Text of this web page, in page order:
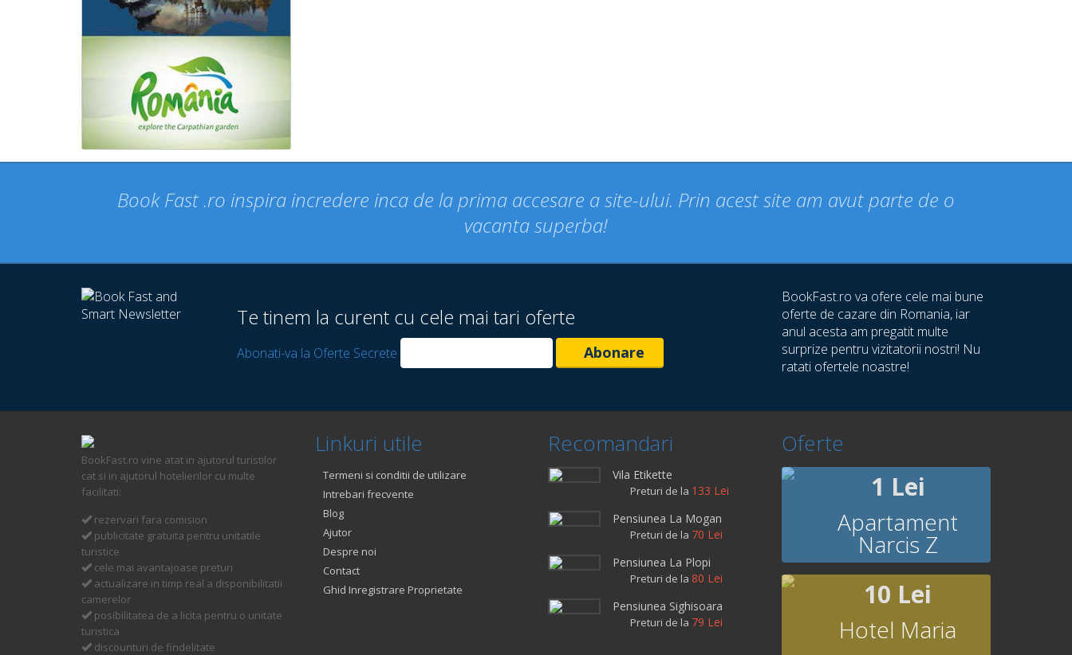
Book Fast .ro inspira incredere inca de la prima accesare a site-ului. Prin acest site am avut parte de o
vacanta superba!
Te tinem la curent cu cele mai tari oferte
Abonati-va la Oferte Secrete
BookFast.ro va ofere cele mai bune
oferte de cazare din Romania, iar
anul acesta am pregatit multe
surprize pentru vizitatorii nostri! Nu
ratati ofertele noastre!
BookFast.ro vine atat in ajutorul turistilor
cat si in ajutorul hotelierilor cu multe
facilitati:
rezervari fara comision
publicitate gratuita pentru unitatile
turistice
cele mai avantajoase preturi
actualizare in timp real a disponibilitatii
camerelor
posibilitatea de a licita pentru o unitate
turistica
discounturi de findelitate
Linkuri utile
Termeni si conditii de utilizare
Intrebari frecvente
Blog
Ajutor
Despre noi
Contact
Ghid Inregistrare Proprietate
Recomandari
Vila Etikette
Preturi de la 133 Lei
Pensiunea La Mogan
Preturi de la 70 Lei
Pensiunea La Plopi
Preturi de la 80 Lei
Pensiunea Sighisoara
Preturi de la 79 Lei
Oferte
1 Lei
Apartament
Narcis Z
10 Lei
Hotel Maria